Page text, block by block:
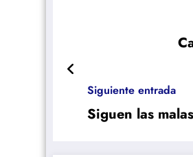
Siguiente entrada
Siguen las